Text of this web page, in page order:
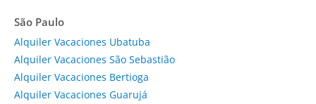
São Paulo
Alquiler Vacaciones Ubatuba
Alquiler Vacaciones São Sebastião
Alquiler Vacaciones Bertioga
Alquiler Vacaciones Guarujá